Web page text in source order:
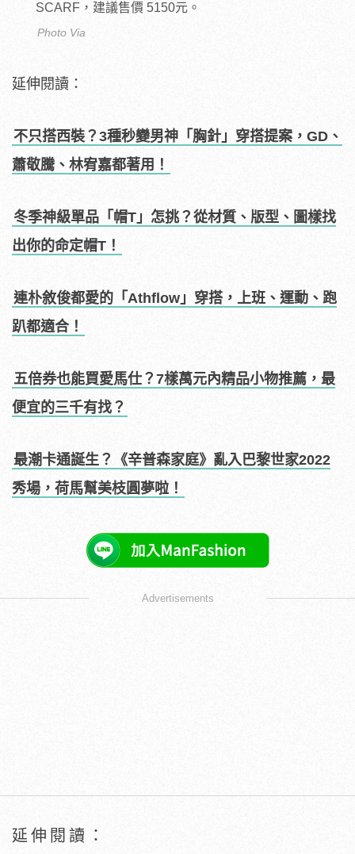
SCARF，建議售價 5150元。
Photo Via
延伸閱讀：
不只搭西裝？3種秒變男神「胸針」穿搭提案，GD、
蕭敬騰、林宥嘉都著用！
冬季神級單品「帽T」怎挑？從材質、版型、圖樣找
出你的命定帽T！
連朴敘俊都愛的「Athflow」穿搭，上班、運動、跑
趴都適合！
五倍券也能買愛馬仕？7樣萬元內精品小物推薦，最
便宜的三千有找？
最潮卡通誕生？《辛普森家庭》亂入巴黎世家2022
秀場，荷馬幫美枝圓夢啦！
Advertisements
延伸閱讀：